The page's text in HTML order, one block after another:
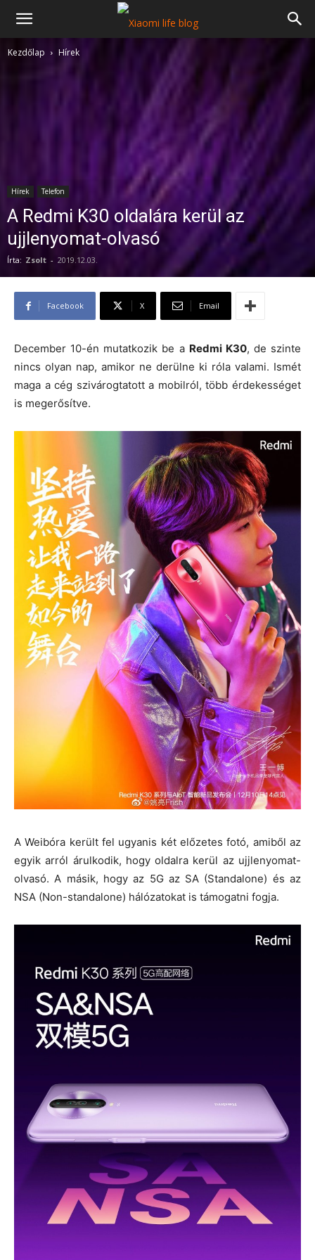
Kezdőlap Hírek
Hírek Telefon
A Redmi K30 oldalára kerül az
ujjlenyomat-olvasó
Írta: Zsolt - 2019.12.03.
Facebook X Email
December 10-én mutatkozik be a Redmi K30, de szinte
nincs olyan nap, amikor ne derülne ki róla valami. Ismét
maga a cég szivárogtatott a mobilról, több érdekességet
is megerősítve.
A Weibóra került fel ugyanis két előzetes fotó, amiből az
egyik arról árulkodik, hogy oldalra kerül az ujjlenyomat-
olvasó. A másik, hogy az 5G az SA (Standalone) és az
NSA (Non-standalone) hálózatokat is támogatni fogja.